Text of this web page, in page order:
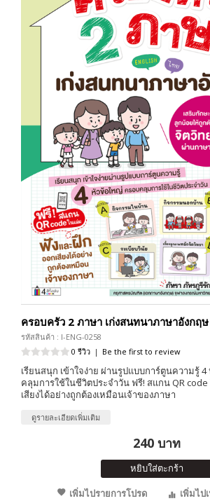
ครอบครัว 2 ภาษา เก่งสนทนาภาษาอังกฤษ
รหัสสินค้า : I-ENG-0258
0 รีวิว | Be the first to review
เรียนสนุก เข้าใจง่าย ผ่านรูปแบบการ์ตูนความรู้
คลุมการใช้ในชีวิตประจำวัน ฟรี! สแกน QR
เสียงได้อย่างถูกต้องเหมือนเจ้าของภาษา
ดูรายละเอียดเพิ่มเติม
240 บาท
หยิบใส่ตะกร้า
เพิ่มไปรายการโปรด
เพิ่มไป